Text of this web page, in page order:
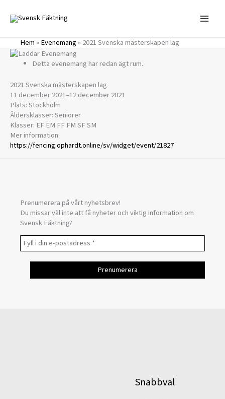
innehåll
Hem»Evenemang»2021 Svenska mästerskapen lag
Detta evenemang har redan ägt rum.
2021 Svenska mästerskapen lag
11 december 2021–12 december 2021
Plats: Stockholm
Åldersklasser: Seniorer
Klasser: EF EM FF FM SF SM
Mer information:
https://fencing.ophardt.online/sv/widget/event/21827
Prenumerera på vårt nyhetsbrev!
Du missar väl inte att få nyheter och viktig information om
Svensk Fäktning?
Snabbval